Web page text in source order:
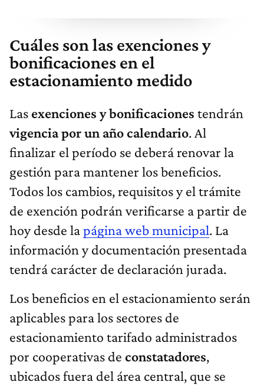
Cuáles son las exenciones y
bonificaciones en el
estacionamiento medido
Las exenciones y bonificaciones tendrán
vigencia por un año calendario. Al
finalizar el período se deberá renovar la
gestión para mantener los beneficios.
Todos los cambios, requisitos y el trámite
de exención podrán verificarse a partir de
hoy desde lapágina web municipal. La
información y documentación presentada
tendrá carácter de declaración jurada.
Los beneficios en el estacionamiento serán
aplicables para los sectores de
estacionamiento tarifado administrados
por cooperativas de constatadores,
ubicados fuera del área central, que se